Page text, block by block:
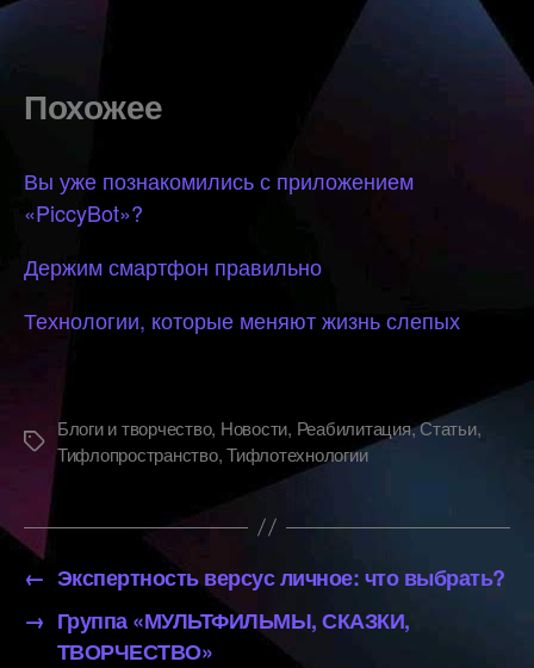
Похожее
Вы уже познакомились с приложением
«PiccyBot»?
Держим смартфон правильно
Технологии, которые меняют жизнь слепых
Метки
Блоги и творчество, Новости, Реабилитация,Статьи,
Тифлопространство,Тифлотехнологии
← Экспертность версус личное: что выбрать?
→ Группа «МУЛЬТФИЛЬМЫ, СКАЗКИ,
ТВОРЧЕСТВО»